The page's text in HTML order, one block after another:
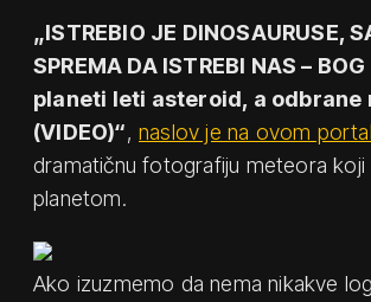
„ISTREBIO JE DINOSAURUSE,
SPREMA DA ISTREBI NAS –
planeti leti asteroid, a odbrane
(VIDEO)“,naslov je na ovom
dramatičnu fotografiju meteora koji
planetom.
Ako izuzmemo da nema nikakve